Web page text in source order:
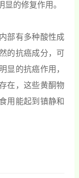
的修复作用。
部有多种酸性成
的抗癌成分，可
显的抗癌作用，
在，这些黄酮物
用能起到镇静和